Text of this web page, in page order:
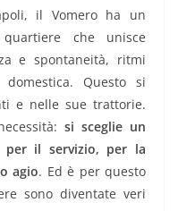
il Vomero ha un
che unisce
e spontaneità, ritmi
Questo si
e nelle sue trattorie.
si sceglie un
per il servizio, per la
agio. Ed è per questo
sono diventate veri